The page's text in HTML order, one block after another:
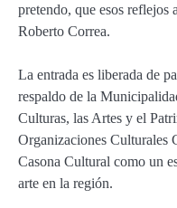
pretendo, que esos reflejos
Roberto Correa.
La entrada es liberada de
respaldo de la
Culturas, las Artes y el
Organizaciones Culturales
Casona Cultural como un
arte en la región.